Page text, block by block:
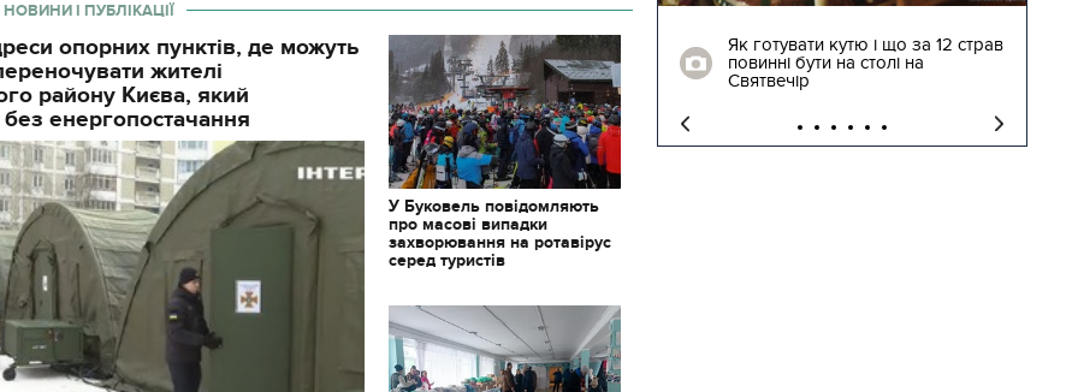
І ПУБЛІКАЦІЇ
опорних пунктів, де можуть
жителі
району Києва, який
енергопостачання
У Буковель повідомляють
про масові випадки
захворювання на ротавірус
серед туристів
11.10.2017 | 16:22
Часи Русі: як виглядають
декорації до фільму "Сторожова
застава"
Як готувати кутю і що за 12 страв
повинні бути на столі на
Святвечір